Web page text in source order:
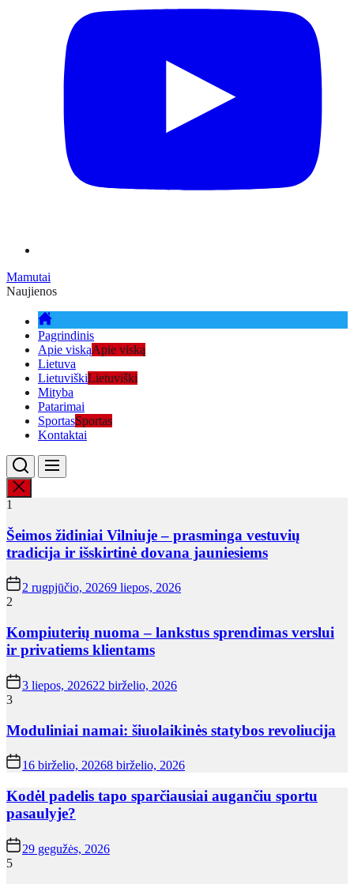
Mamutai
Naujienos
Pagrindinis
Apie viskąApie viską
Lietuva
LietuviškiLietuviški
Mityba
Patarimai
SportasSportas
Kontaktai
1
Šeimos židiniai Vilniuje – prasminga vestuvių
tradicija ir išskirtinė dovana jauniesiems
2 rugpjūčio, 20269 liepos, 2026
2
Kompiuterių nuoma – lankstus sprendimas verslui
ir privatiems klientams
3 liepos, 202622 birželio, 2026
3
Moduliniai namai: šiuolaikinės statybos revoliucija
16 birželio, 20268 birželio, 2026
Kodėl padelis tapo sparčiausiai augančiu sportu
pasaulyje?
29 gegužės, 2026
5